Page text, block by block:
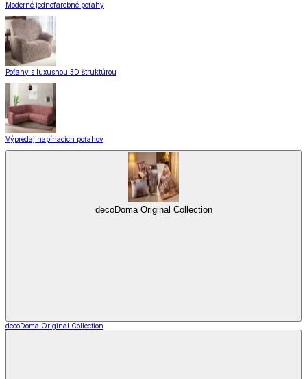
Moderné jednofarebné poťahy
Poťahy s luxusnou 3D štruktúrou
Výpredaj napínacích poťahov
decoDoma Original Collection
decoDoma Original Collection